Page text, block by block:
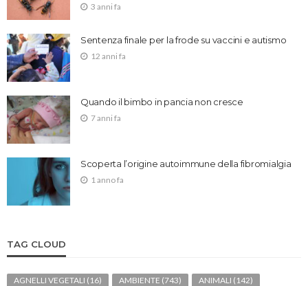
3 anni fa
Sentenza finale per la frode su vaccini e autismo
12 anni fa
Quando il bimbo in pancia non cresce
7 anni fa
Scoperta l’origine autoimmune della fibromialgia
1 anno fa
TAG CLOUD
AGNELLI VEGETALI (16) AMBIENTE (743) ANIMALI (142)